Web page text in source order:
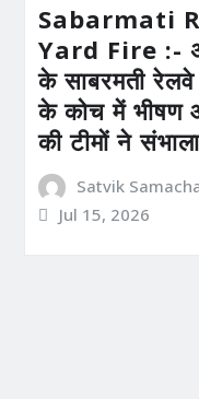
Sabarmati
Yard Fire :-
के साबरमती रेलवे
के कोच में
की टीमों ने संभाला
Satvik
Jul 15, 2026